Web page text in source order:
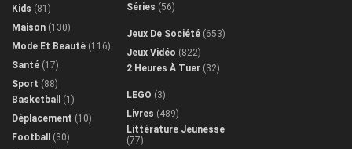
Kids (81)
Maison (130)
Mode Et Beauté (116)
Santé (17)
Sport (88)
Basketball
(1)
Déplacement (10)
Football
(30)
Séries (56)
Jeux De Société (653)
Jeux Vidéo (822)
2 Heures À Tuer (32)
LEGO (3)
Livres (489)
Littérature Jeunesse
(77)